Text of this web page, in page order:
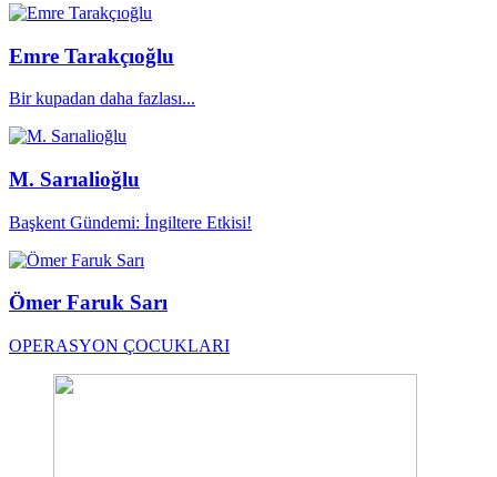
Emre Tarakçıoğlu
Bir kupadan daha fazlası...
M. Sarıalioğlu
Başkent Gündemi: İngiltere Etkisi!
Ömer Faruk Sarı
OPERASYON ÇOCUKLARI